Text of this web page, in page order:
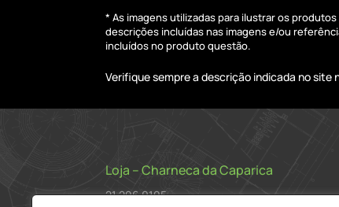
* As imagens utilizadas para ilustrar os
descrições incluídas nas imagens e/ou
incluídos no produto questão.
Verifique sempre a descrição indicada no
Loja – Charneca da Caparica
21 296 0195